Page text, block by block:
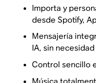
Importa y
desde Spotify,
Mensajería
IA, sin
Control sencillo